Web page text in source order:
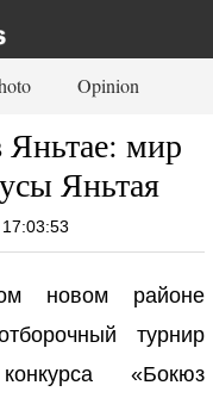
Opinion
мир
Яньтая
новом районе
турнир
«Бокюз